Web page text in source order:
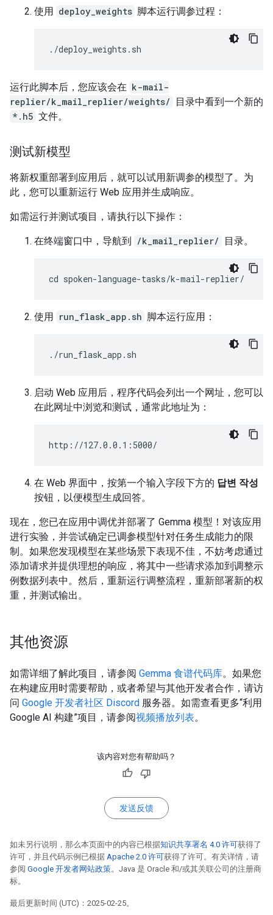
使用 deploy_weights 脚本运行调参过程：
运行此脚本后，您应该会在 k-mail-
replier/k_mail_replier/weights/
目录中看到一个新的
*.h5 文件。
测试新模型
将新权重部署到应用后，就可以试用新调参的模型了。为
此，您可以重新运行 Web 应用并生成响应。
如需运行并测试项目，请执行以下操作：
在终端窗口中，导航到 /k_mail_replier/ 目录。
使用 run_flask_app.sh 脚本运行应用：
启动 Web 应用后，程序代码会列出一个网址，您可以
在此网址中浏览和测试，通常此地址为：
在 Web 界面中，按第一个输入字段下方的 답변 작성
按钮，以便模型生成回答。
现在，您已在应用中调优并部署了 Gemma 模型！对该应用
进行实验，并尝试确定已调参模型针对任务生成能力的限
制。如果您发现模型在某些场景下表现不佳，不妨考虑通过
添加请求并提供理想的响应，将其中一些请求添加到调整示
例数据列表中。然后，重新运行调整流程，重新部署新的权
重，并测试输出。
其他资源
如需详细了解此项目，请参阅 Gemma 食谱代码库。如果您
在构建应用时需要帮助，或者希望与其他开发者合作，请访
问 Google 开发者社区 Discord 服务器。如需查看更多“利用
Google AI 构建”项目，请参阅视频播放列表。
该内容对您有帮助吗？
发送反馈
如未另行说明，那么本页面中的内容已根据知识共享署名 4.0 许可获得了
许可，并且代码示例已根据 Apache 2.0 许可获得了许可。有关详情，请
参阅 Google 开发者网站政策。Java 是 Oracle 和/或其关联公司的注册商
标。
最后更新时间 (UTC)：2025-02-25。